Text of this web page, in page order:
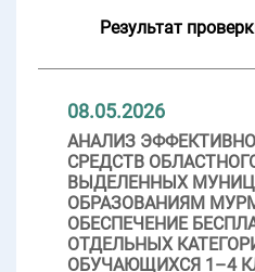
Результат
08.05.2026
АНАЛИЗ
СРЕДСТВ
ВЫДЕЛЕННЫХ
ОБРАЗОВАНИЯМ
ОБЕСПЕЧЕНИЕ
ОТДЕЛЬНЫХ
ОБУЧАЮЩИХСЯ 1–4